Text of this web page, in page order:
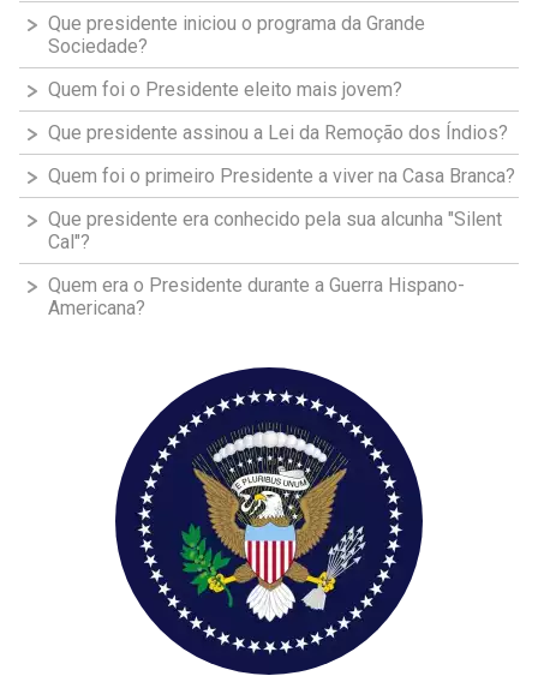
Que presidente iniciou o programa da Grande
Sociedade?
Quem foi o Presidente eleito mais jovem?
Que presidente assinou a Lei da Remoção dos Índios?
Quem foi o primeiro Presidente a viver na Casa Branca?
Que presidente era conhecido pela sua alcunha "Silent
Cal"?
Quem era o Presidente durante a Guerra Hispano-
Americana?